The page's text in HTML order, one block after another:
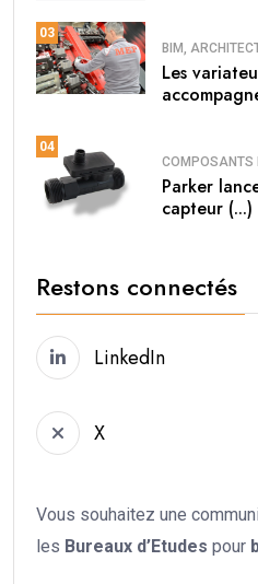
03
BIM,
Les
04
COMPOSANTS
Parker
capteur (...)
Restons connectés
LinkedIn
X
Vous souhaitez une
les Bureaux d’Etudes pour